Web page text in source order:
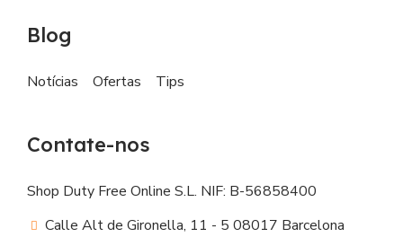
Blog
Notícias Ofertas Tips
Contate-nos
Shop Duty Free Online S.L. NIF: B-56858400
Calle Alt de Gironella, 11 - 5 08017 Barcelona